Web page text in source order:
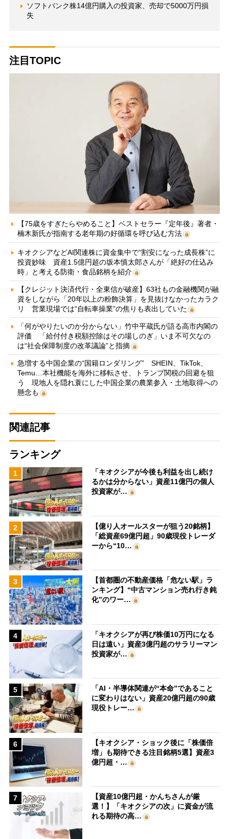
ソフトバンク株14億円購入の投資家、売却で5000万円損
失
注目TOPIC
【75歳をすぎたらやめること】ベストセラー『定年後』著者・
楠木新氏が指南する老年期の好循環を呼び込む方法
キオクシアなどAI関連株に資金集中で“割安になった成長株”に
投資妙味 資産1.5億円超の坂本慎太郎さんが「絶好の仕込み
時」と考える防衛・食品銘柄を紹介
【クレジット決済代行・全東信が破産】63社もの金融機関が融
資をしながら「20年以上の粉飾決算」を見抜けなかったカラク
リ 営業現場では“自転車操業”の焦りも表出していた
「何がやりたいのか分からない」竹中平蔵氏が語る高市内閣の
評価 「給付付き税額控除はその場しのぎ」いま不可欠なの
は“社会保障制度の改革議論”と指摘
急増する中国企業の“国籍ロンダリング” SHEIN、TikTok、
Temu…本社機能を海外に移転させ、トランプ関税の回避を狙
う 現地人を隠れ蓑にした中国企業の農業参入・土地取得への
懸念も
関連記事
ランキング
1
「キオクシアが今後も利益を出し続け
るかは分からない」資産11億円の個人
投資家が…
2
【億り人オールスターが狙う20銘柄】
「総資産69億円超」90歳現役トレーダ
ーから“10…
3
【首都圏の不動産価格「危ない駅」ラ
ンキング】“中古マンション売れ行き鈍
化”のワー…
4
「キオクシアが再び株価10万円になる
日は遠い」資産3億円超のサラリーマン
投資家が…
5
「AI・半導体関連が“本命”であること
に変わりはない」資産20億円超の90歳
現役トレー…
6
【キオクシア・ショック後に「株価倍
増」も期待できる注目銘柄5選】資産3
億円超・…
7
【資産10億円超・かんちさんが厳
選！】「キオクシアの次」に資金が流
れる期待の高…